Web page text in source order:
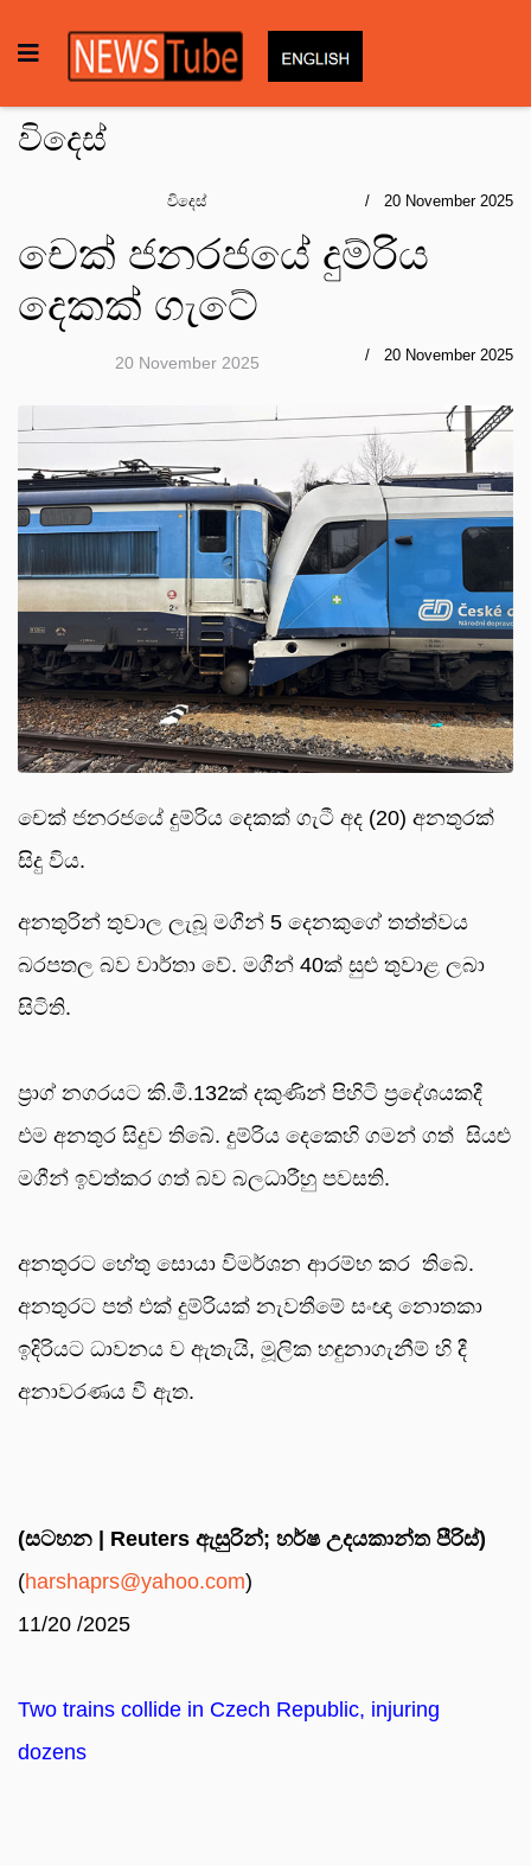
විදෙස්
විදෙස් 20 November 2025
චෙක් ජනරජයේ දුම්රිය
දෙකක් ගැටේ
20 November 2025 20 November 2025
චෙක් ජනරජයේ දුම්රිය දෙකක් ගැටී අද (20) අනතුරක්
සිදු විය.
අනතුරින් තුවාල ලැබූ මගීන් 5 දෙනකුගේ තත්ත්වය
බරපතල බව වාර්තා වේ. මගීන් 40ක් සුළු තුවාළ ලබා
සිටිති.
ප්‍රාග් නගරයට කි.මී.132ක් දකුණින් පිහිටි ප්‍රදේශයකදී
එම අනතුර සිදුව තිබේ. දුම්රිය දෙකෙහි ගමන් ගත් සියළු
මගීන් ඉවත්කර ගත් බව බලධාරීහු පවසති.
අනතුරට හේතු සොයා විමර්ශන ආරම්භ කර තිබේ.
අනතුරට පත් එක් දුම්රියක් නැවතීමේ සංඥා නොතකා
ඉදිරියට ධාවනය ව ඇතැයි, මූලික හඳුනාගැනීම් හි දී
අනාවරණය වී ඇත.
(සටහන | Reuters ඇසුරින්; හර්ෂ උදයකාන්ත පීරිස්)
(harshaprs@yahoo.com)
11/20 /2025
Two trains collide in Czech Republic, injuring
dozens